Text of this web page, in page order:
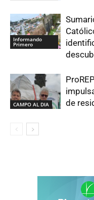
Informando
Primero
CAMPO AL DIA
de